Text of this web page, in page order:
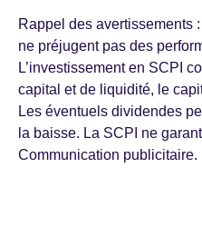
Rappel des avertissements
ne préjugent pas des
L’investissement en SCPI
capital et de liquidité, le
Les éventuels dividendes
la baisse. La SCPI ne
Communication publicitaire.